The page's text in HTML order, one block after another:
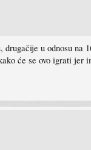
drugačije u odnosu na
će se ovo igrati jer